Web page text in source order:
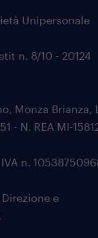
Unipersonale
n. 8/10 - 20124
Monza Brianza,
- N. REA MI-
n.
Direzione e